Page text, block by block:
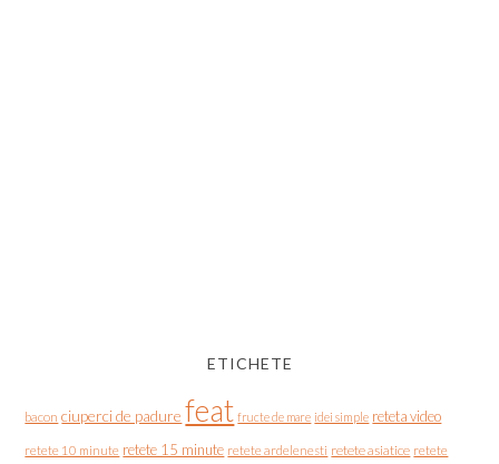
ETICHETE
bacon ciuperci de padure feat fructe de mare idei simple reteta video
retete 10 minute retete 15 minute retete ardelenesti retete asiatice retete